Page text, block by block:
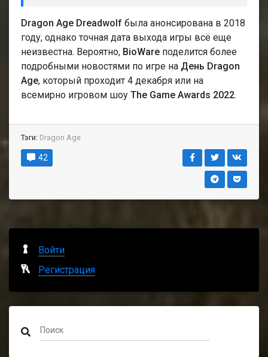
Dragon Age Dreadwolf была анонсирована в 2018
году, однако точная дата выхода игры всё еще
неизвестна. Вероятно, BioWare поделится более
подробными новостями по игре на День Dragon
Age, который проходит 4 декабря или на
всемирно игровом шоу The Game Awards 2022.
Тэги: Dragon Age
42
Войти
Регистрация